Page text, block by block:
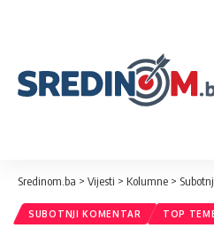
Sredinom.ba > Vijesti > Kolumne >
SUBOTNJI KOMENTAR TOP